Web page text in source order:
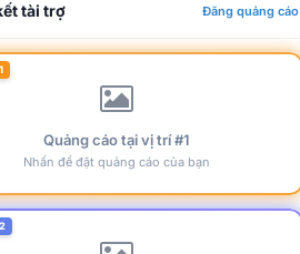
tài trợ Đăng quảng cáo
Quảng cáo tại vị trí #1
Nhấn để đặt quảng cáo của bạn